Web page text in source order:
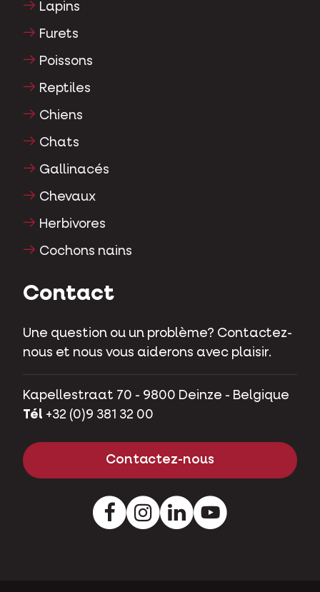
Lapins
Furets
Poissons
Reptiles
Chiens
Chats
Gallinacés
Chevaux
Herbivores
Cochons nains
Contact
Une question ou un problème? Contactez-
nous et nous vous aiderons avec plaisir.
Kapellestraat 70 - 9800 Deinze - Belgique
Tél +32 (0)9 381 32 00
Contactez-nous
FacebookInstagramLinkedInYoutube